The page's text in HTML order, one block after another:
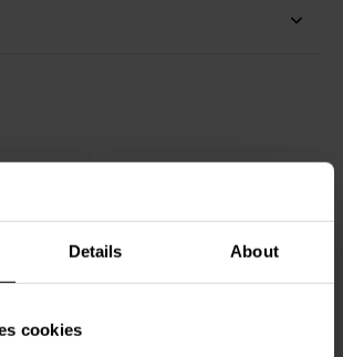
Details About
cookies
von Drähten als Farbcode"
Es ist aus 0,25 mm monofilem Polyestergarn
mit Isolierband, Kabelbindern oder
mit einem Verhältnis von 3:1, der
von Farben und Größen erhältlich ist. Das
heißen Messer geschnitten werden, damit
7,50 m.